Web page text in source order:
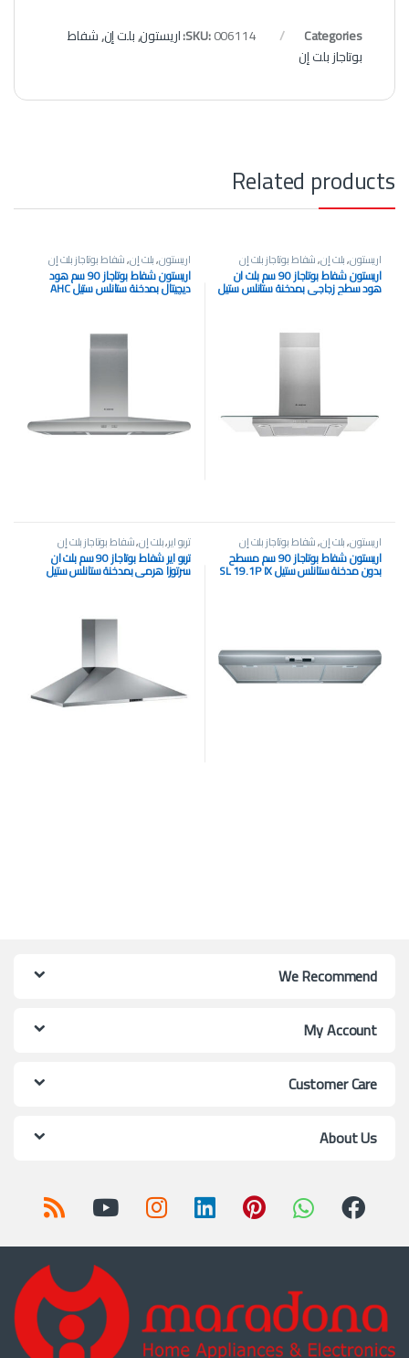
SKU:006114 Categories: اريستون,بلت إن,شفاط
بوتاجاز بلت إن
Related products
اريستون,بلت إن,شفاط بوتاجاز بلت إن
اريستون شفاط بوتاجاز 90 سم بلت ان
هود سطح زجاجي بمدخنة ستانلس ستيل
AHF 9.4F AM X
اريستون,بلت إن,شفاط بوتاجاز بلت إن
اريستون شفاط بوتاجاز 90 سم هود
ديچيتال بمدخنة ستانلس ستيل AHC
9.7F AB X
اريستون,بلت إن,شفاط بوتاجاز بلت إن
اريستون شفاط بوتاجاز 90 سم مسطح
بدون مدخنة ستانلس ستيل SL 19.1P IX
تربو اير,بلت إن,شفاط بوتاجاز بلت إن
تربو اير شفاط بوتاجاز 90 سم بلت ان
سرتوزا هرمي بمدخنة ستانلس ستيل
بولندي CERTOSE 90
We Recommend
My Account
Customer Care
About Us